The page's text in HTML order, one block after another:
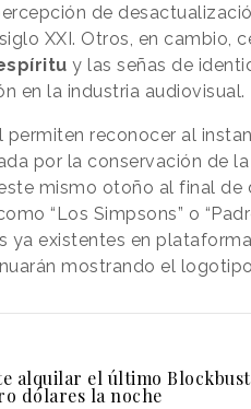
de
XXI. Otros, en cambio,
y las señas de
en la industria audiovisual.
permiten reconocer al
por la conservación de
mismo otoño al final de
“Los Simpsons” o
ya existentes en
mostrando el
alquilar el último
dólares la noche